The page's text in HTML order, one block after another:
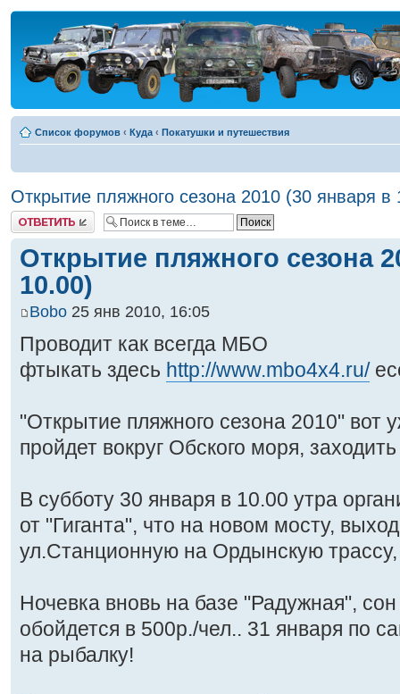
Список форумов ‹ Куда ‹ Покатушки и путешествия
Открытие пляжного сезона 2010 (30 января в
Ответить
Открытие пляжного сезона
10.00)
Bobo 25 янв 2010, 16:05
Проводит как всегда МБО
фтыкать здесь http://www.mbo4x4.ru/
"Открытие пляжного сезона 2010" вот
пройдет вокруг Обского моря,
В субботу 30 января в 10.00 утра
от "Гиганта", что на новом мосту,
ул.Станционную на Ордынскую
Ночевка вновь на базе "Радужная",
обойдется в 500р./чел.. 31 января по
на рыбалку!